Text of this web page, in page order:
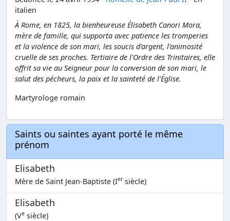
italien
À Rome, en 1825, la bienheureuse Élisabeth Canori Mora,
mère de famille, qui supporta avec patience les tromperies
et la violence de son mari, les soucis d'argent, l'animosité
cruelle de ses proches. Tertiaire de l'Ordre des Trinitaires, elle
offrit sa vie au Seigneur pour la conversion de son mari, le
salut des pécheurs, la paix et la sainteté de l'Église.
Martyrologe romain
Saints ou saintes ayant porté le même
prénom
Elisabeth
Mère de Saint Jean-Baptiste (Iersiècle)
Elisabeth
(Ve siècle)